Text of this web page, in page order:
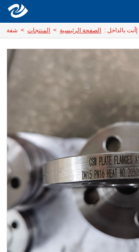
أنت بالداخل : الصفحة الرئيسية > المنتجات> شفة